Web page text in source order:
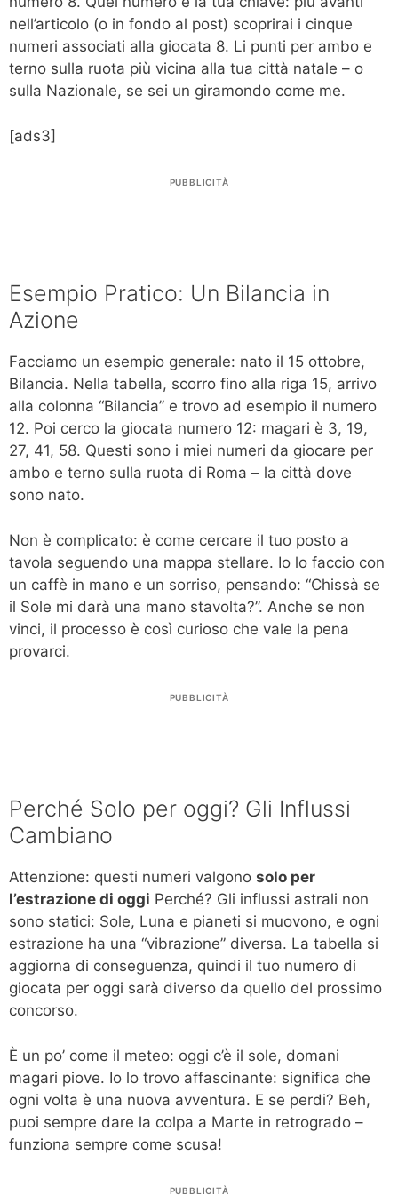
nell’articolo (o in fondo al post) scoprirai i cinque
numeri associati alla giocata 8. Li punti per ambo e
terno sulla ruota più vicina alla tua città natale – o
sulla Nazionale, se sei un giramondo come me.
[ads3]
PUBBLICITÀ
Esempio Pratico: Un Bilancia in
Azione
Facciamo un esempio generale: nato il 15 ottobre,
Bilancia. Nella tabella, scorro fino alla riga 15, arrivo
alla colonna “Bilancia” e trovo ad esempio il numero
12. Poi cerco la giocata numero 12: magari è 3, 19,
27, 41, 58. Questi sono i miei numeri da giocare per
ambo e terno sulla ruota di Roma – la città dove
sono nato.
Non è complicato: è come cercare il tuo posto a
tavola seguendo una mappa stellare. Io lo faccio con
un caffè in mano e un sorriso, pensando: “Chissà se
il Sole mi darà una mano stavolta?”. Anche se non
vinci, il processo è così curioso che vale la pena
provarci.
PUBBLICITÀ
Perché Solo per oggi? Gli Influssi
Cambiano
Attenzione: questi numeri valgono solo per
l’estrazione di oggi Perché? Gli influssi astrali non
sono statici: Sole, Luna e pianeti si muovono, e ogni
estrazione ha una “vibrazione” diversa. La tabella si
aggiorna di conseguenza, quindi il tuo numero di
giocata per oggi sarà diverso da quello del prossimo
concorso.
È un po’ come il meteo: oggi c’è il sole, domani
magari piove. Io lo trovo affascinante: significa che
ogni volta è una nuova avventura. E se perdi? Beh,
puoi sempre dare la colpa a Marte in retrogrado –
funziona sempre come scusa!
PUBBLICITÀ